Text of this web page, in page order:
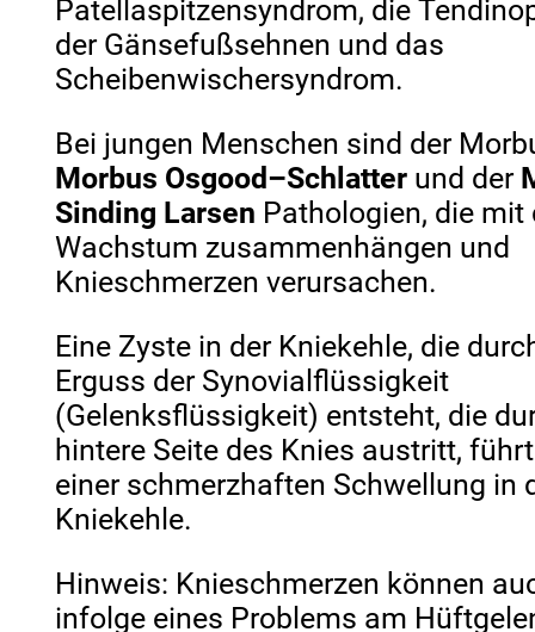
Patellaspitzensyndrom, die
der Gänsefußsehnen und das
Scheibenwischersyndrom.
Bei jungen Menschen sind der
Morbus Osgood–Schlatter und der
Sinding Larsen Pathologien, die mit
Wachstum zusammenhängen und
Knieschmerzen verursachen.
Eine Zyste in der Kniekehle, die
Erguss der Synovialflüssigkeit
(Gelenksflüssigkeit) entsteht, die
hintere Seite des Knies austritt,
einer schmerzhaften Schwellung in
Kniekehle.
Hinweis: Knieschmerzen können
infolge eines Problems am